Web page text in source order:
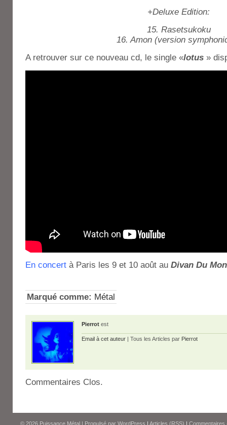
+Deluxe Edition:
15. Rasetsukoku
16. Amon (version
A retrouver sur ce nouveau cd, le single «lotus »
En concert à Paris les 9 et 10 août au Divan Du
Marqué comme: Métal
Pierrot est
Email à cet auteur | Tous les Articles par Pierrot
Commentaires Clos.
© 2026 Puissance Métal | Propulsé par WordPress | Articles (RSS) | Commentaires